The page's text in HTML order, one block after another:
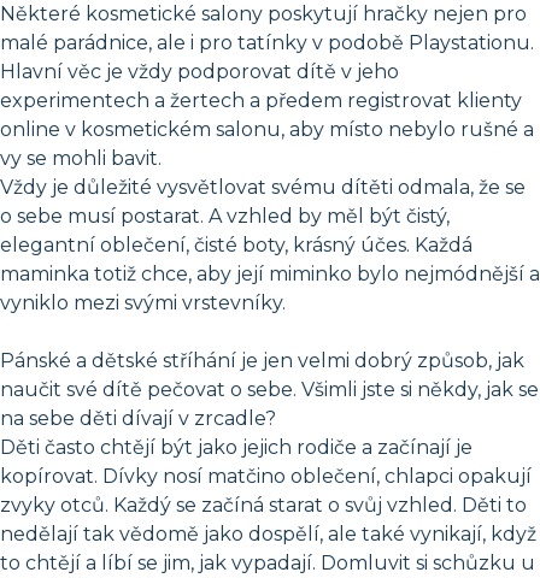
Některé kosmetické salony poskytují hračky nejen pro
malé parádnice, ale i pro tatínky v podobě Playstationu.
Hlavní věc je vždy podporovat dítě v jeho
experimentech a žertech a předem registrovat klienty
online v kosmetickém salonu, aby místo nebylo rušné a
vy se mohli bavit.
Vždy je důležité vysvětlovat svému dítěti odmala, že se
o sebe musí postarat. A vzhled by měl být čistý,
elegantní oblečení, čisté boty, krásný účes. Každá
maminka totiž chce, aby její miminko bylo nejmódnější a
vyniklo mezi svými vrstevníky.
Pánské a dětské stříhání je jen velmi dobrý způsob, jak
naučit své dítě pečovat o sebe. Všimli jste si někdy, jak se
na sebe děti dívají v zrcadle?
Děti často chtějí být jako jejich rodiče a začínají je
kopírovat. Dívky nosí matčino oblečení, chlapci opakují
zvyky otců. Každý se začíná starat o svůj vzhled. Děti to
nedělají tak vědomě jako dospělí, ale také vynikají, když
to chtějí a líbí se jim, jak vypadají. Domluvit si schůzku u